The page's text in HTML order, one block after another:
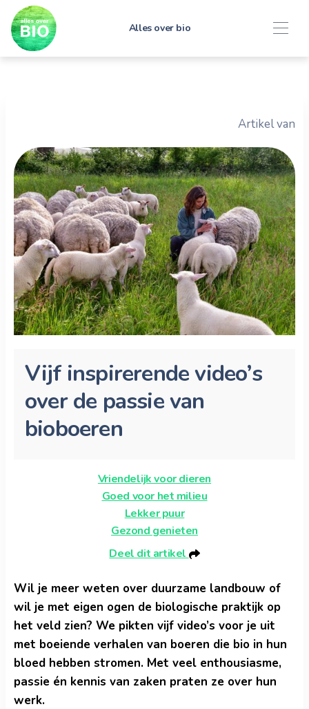
Alles over bio
Artikel van
Vijf inspirerende video’s
over de passie van
bioboeren
Vriendelijk voor dieren
Goed voor het milieu
Lekker puur
Gezond genieten
Deel dit artikel
Wil je meer weten over duurzame landbouw of
wil je met eigen ogen de biologische praktijk op
het veld zien? We pikten vijf video’s voor je uit
met boeiende verhalen van boeren die bio in hun
bloed hebben stromen. Met veel enthousiasme,
passie én kennis van zaken praten ze over hun
werk.